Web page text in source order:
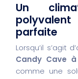
Un
parfaite
Lorsqu’il s’agit
Candy Cave
comme une